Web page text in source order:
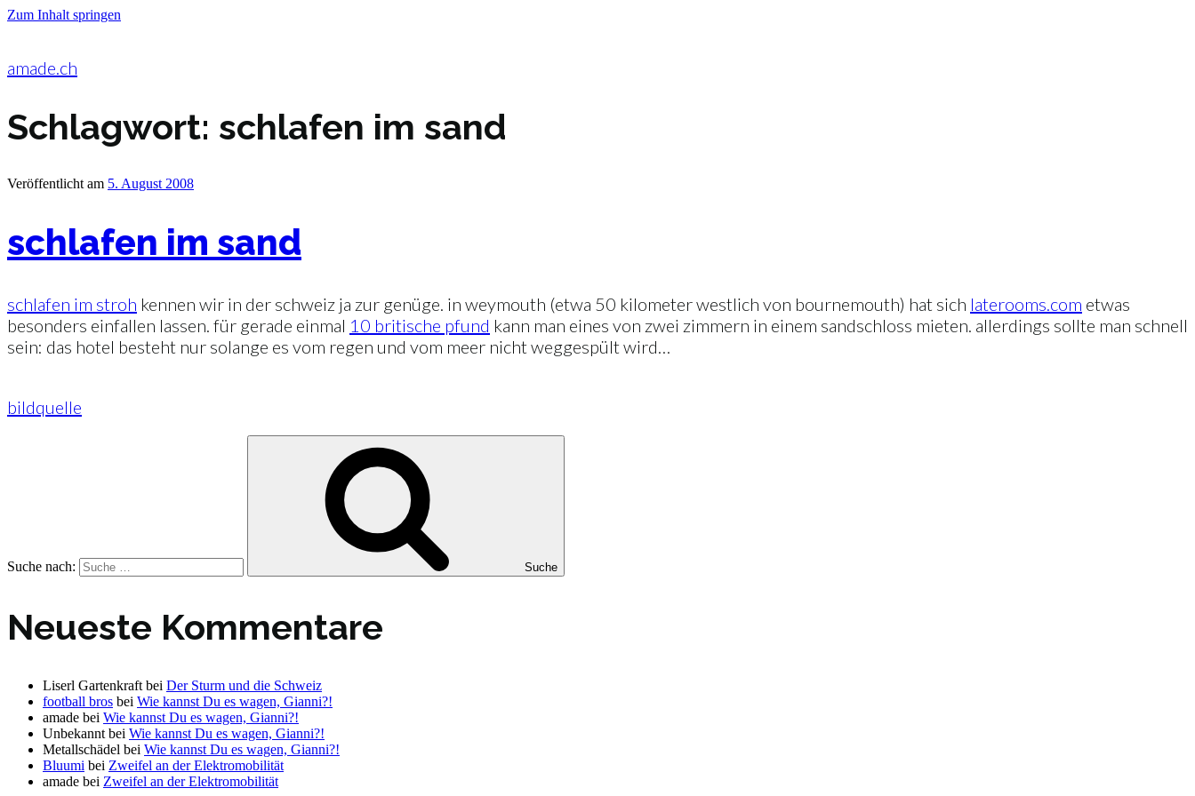
Zum Inhalt springen
amade.ch
Schlagwort: schlafen im sand
Veröffentlicht am 5. August 2008
schlafen im sand
schlafen im stroh kennen wir in der schweiz ja zur genüge. in weymouth (etwa 50 kilometer westlich von bournemouth) hat sich laterooms.com etwas
besonders einfallen lassen. für gerade einmal 10 britische pfund kann man eines von zwei zimmern in einem sandschloss mieten. allerdings sollte man schnell
sein: das hotel besteht nur solange es vom regen und vom meer nicht weggespült wird…
bildquelle
Suche nach: Suche
Neueste Kommentare
Liserl Gartenkraft bei Der Sturm und die Schweiz
football bros bei Wie kannst Du es wagen, Gianni?!
amade bei Wie kannst Du es wagen, Gianni?!
Unbekannt bei Wie kannst Du es wagen, Gianni?!
Metallschädel bei Wie kannst Du es wagen, Gianni?!
Bluumi bei Zweifel an der Elektromobilität
amade bei Zweifel an der Elektromobilität